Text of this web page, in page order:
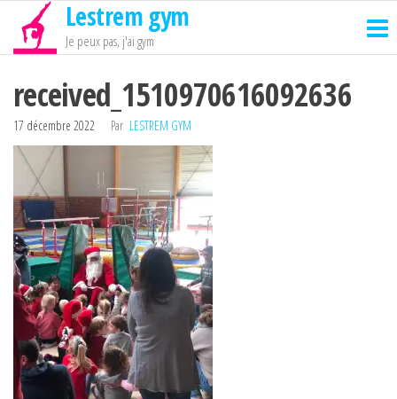
Passer
contenu
Lestrem gym
Je peux pas, j'ai gym
received_1510970616092636
17 décembre 2022 Par LESTREM GYM